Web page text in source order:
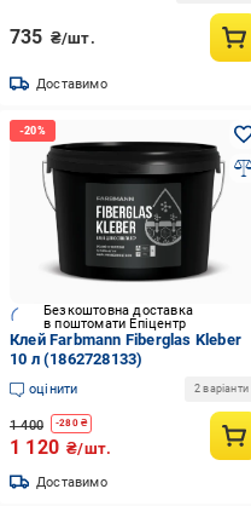
735 ₴/шт.
Доставимо
Безкоштовна доставка
в поштомати Епіцентр
Клей Farbmann Fiberglas Kleber
10 л (1862728133)
оцінити 2 варіанти
1 400 -280₴
1 120 ₴/шт.
Доставимо